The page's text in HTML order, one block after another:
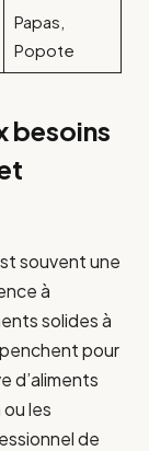
Papas,
Popote
besoins
souvent une
à
solides à
pour
d’aliments
les
de